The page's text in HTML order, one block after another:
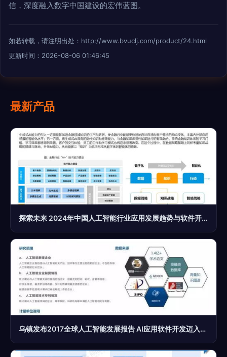
信，深度融入数字中国建设的宏伟蓝图。
如若转载，请注明出处：http://www.bvuclj.com/product/24.html
更新时间：2026-08-06 01:46:45
最新产品
探索未来 2024年中国人工智能行业应用发展趋势与软件开发展望
乌镇发布2017全球人工智能发展报告 AI应用软件开发迈入新阶段